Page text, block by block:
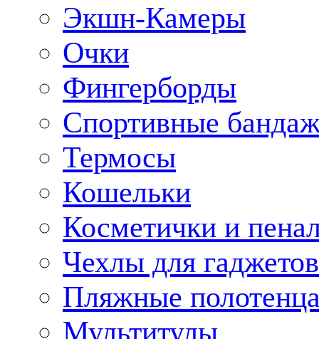
Экшн-Камеры
Очки
Фингерборды
Спортивные
Термосы
Кошельки
Косметички и
Чехлы для гаджетов
Пляжные
Мультитулы